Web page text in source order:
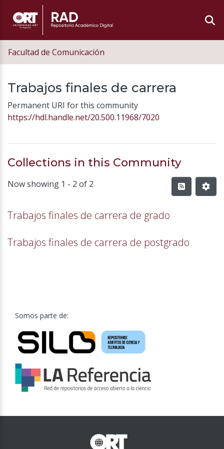
Facultad de Comunicación
Trabajos finales de carrera
Permanent URI for this community
https://hdl.handle.net/20.500.11968/7020
Collections in this Community
Now showing 1 - 2 of 2
Trabajos finales de carrera de grado
Trabajos finales de carrera de postgrado
Somos parte de: